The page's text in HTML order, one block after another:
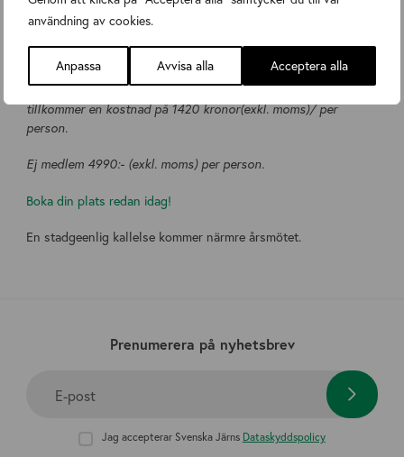
användning av cookies.
Anpassa Avvisa alla Acceptera alla
Estmerad kostnad för att delta på konferensen,
förmiddagsfika, lunch, eftermiddagsfika, trerättersmiddag med
vinpaket: 2250.00 (exkl. moms)/ per person.
Du fyller i om du behöver hotell när du bokar din plats. Då
tillkommer en kostnad på 1420 kronor(exkl. moms)/ per
person.
Ej medlem 4990:- (exkl. moms) per person.
Boka din plats redan idag!
En stadgeenlig kallelse kommer närmre årsmötet.
Prenumerera på nyhetsbrev
E-post
Jag accepterar Svenska Järns Dataskyddspolicy